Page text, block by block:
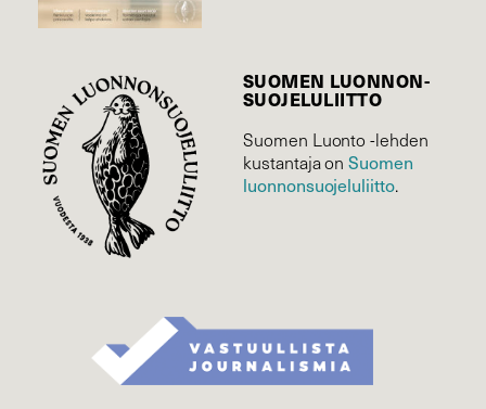
SUOMEN LUONNON­
SUOJELU­LIITTO
Suomen Luonto -lehden
kustantaja onSuomen
luonnonsuojelu­liitto.